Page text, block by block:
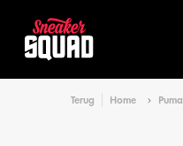
Terug Home Puma